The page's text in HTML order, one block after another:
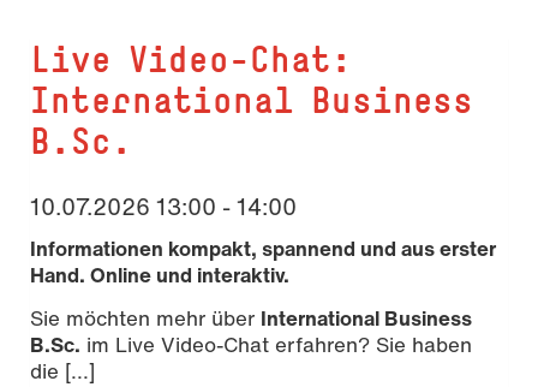
Live Video-Chat:
International Business
B.Sc.
10.07.2026 13:00 - 14:00
Informationen kompakt, spannend und aus erster
Hand. Online und interaktiv.
Sie möchten mehr über International Business
B.Sc. im Live Video-Chat erfahren? Sie haben
die [...]